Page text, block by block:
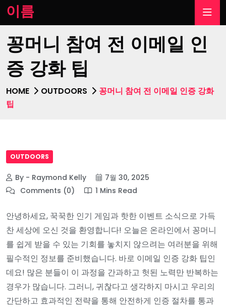
이름
꽁머니 참여 전 이메일 인
증 강화 팁
HOME OUTDOORS
꽁머니 참여 전 이메일 인증 강화
팁
OUTDOORS
By - Raymond Kelly
7월 30, 2025
Comments (0)
1 Mins Read
안녕하세요, 꾹꾹한 인기 게임과 핫한 이벤트 소식으로 가득
찬 세상에 오신 것을 환영합니다! 오늘은 온라인에서 꽁머니
를 쉽게 받을 수 있는 기회를 놓치지 않으려는 여러분을 위해
필수적인 정보를 준비했습니다. 바로 이메일 인증 강화 팁인
데요! 많은 분들이 이 과정을 간과하고 헛된 노력만 반복하는
경우가 많습니다. 그러니, 귀찮다고 생각하지 마시고 우리의
간단하고 효과적인 전략을 통해 안전하게 인증 절차를 통과